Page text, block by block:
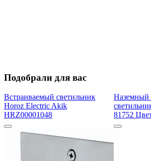
Подобрали для вас
Встраиваемый светильник
Horoz Electric Akik
HRZ00001048
Наземный
81752